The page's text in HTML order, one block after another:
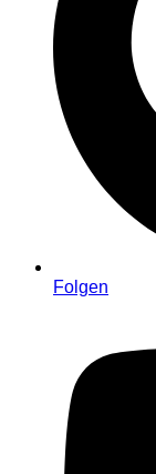
Folgen